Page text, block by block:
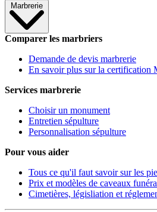
Marbrerie
Comparer les marbriers
Demande de devis marbrerie
En savoir plus sur la certification
Services marbrerie
Choisir un monument
Entretien sépulture
Personnalisation sépulture
Pour vous aider
Tous ce qu'il faut savoir sur les
Prix et modèles de caveaux
Cimetières, législiation et